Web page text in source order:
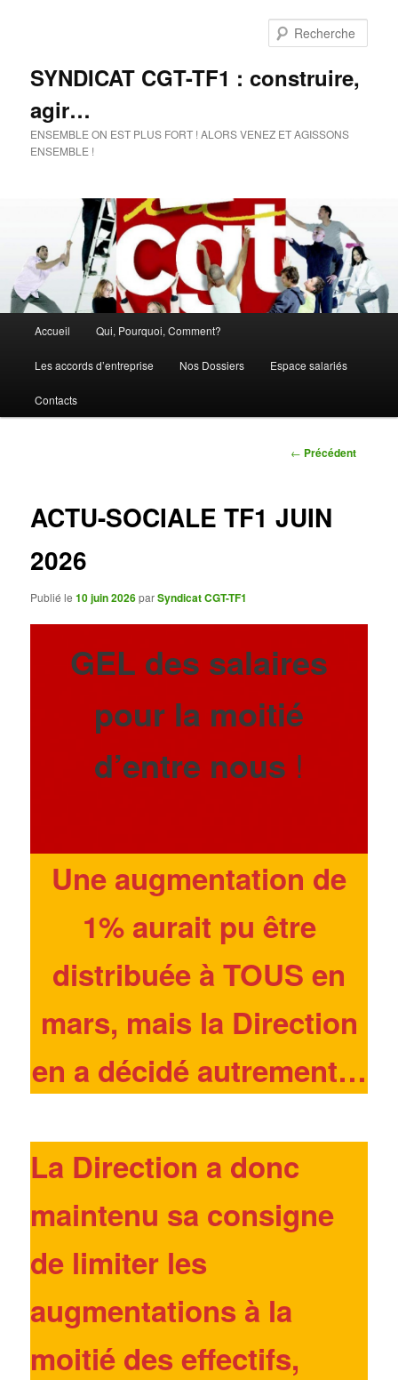
SYNDICAT CGT-TF1 : construire,
agir…
ENSEMBLE ON EST PLUS FORT ! ALORS VENEZ ET AGISSONS
ENSEMBLE !
principal
Aller
au
contenu
Accueil Qui, Pourquoi, Comment?
Les accords d’entreprise Nos Dossiers Espace salariés
Contacts
Navigation
← Précédent
ACTU-SOCIALE TF1 JUIN
2026
Publié le10 juin 2026parSyndicat CGT-TF1
GEL des salaires
pour la moitié
d’entre nous !
Une augmentation de
1% aurait pu être
distribuée à TOUS en
mars, mais la Direction
en a décidé autrement…
La Direction a donc
maintenu sa consigne
de limiter les
augmentations à la
moitié des effectifs,